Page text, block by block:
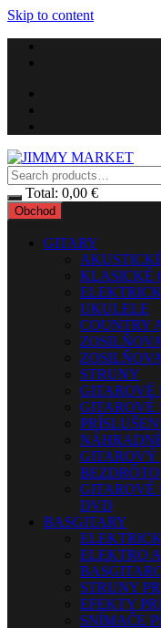
Skip to content
Total: 0,00 €
Obchod
GITARY
KLASICKÉ
UKULELE
COUNTRY
STRUNY
GITAROVÉ
GITAROVÉ
GITAROVÝ
GITAROVÉ
DVD
BASGITARY
ELEKTRO
STRUNY
EFEKTY
SNÍMAČE